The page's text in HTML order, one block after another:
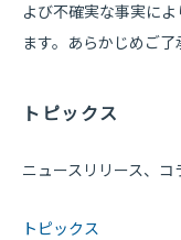
よび不確実な事実に
ます。あらかじめご了
トピックス
ニュースリリース、コ
トピックス